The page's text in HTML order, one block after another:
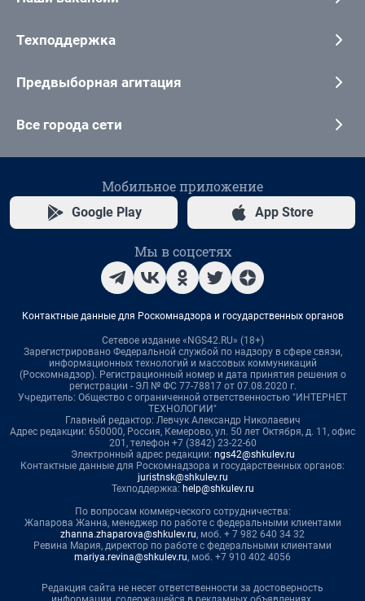
Техподдержка
Предвыборная агитация
Все города сети
Мобильное приложение
Google Play App Store
Мы в соцсетях
Контактные данные для Роскомнадзора и государственных органов
Сетевое издание «NGS42.RU» (18+)
Зарегистрировано Федеральной службой по надзору в сфере связи,
информационных технологий и массовых коммуникаций
(Роскомнадзор). Регистрационный номер и дата принятия решения о
регистрации - ЭЛ № ФС 77-78817 от 07.08.2020 г.
Учредитель: Общество с ограниченной ответственностью "ИНТЕРНЕТ
ТЕХНОЛОГИИ"
Главный редактор: Левчук Александр Николаевич
Адрес редакции: 650000, Россия, Кемерово, ул. 50 лет Октября, д. 11, офис
201, телефон +7 (3842) 23-22-60
Электронный адрес редакции: ngs42@shkulev.ru
Контактные данные для Роскомнадзора и государственных органов:
juristnsk@shkulev.ru
Техподдержка: help@shkulev.ru
По вопросам коммерческого сотрудничества:
Жапарова Жанна, менеджер по работе с федеральными клиентами
zhanna.zhaparova@shkulev.ru, моб. + 7 982 640 34 32
Ревина Мария, директор по работе с федеральными клиентами
mariya.revina@shkulev.ru, моб. +7 910 402 4056
Редакция сайта не несет ответственности за достоверность